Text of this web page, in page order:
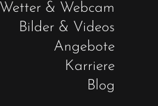
Wetter & Webcam
Bilder & Videos
Angebote
Karriere
Blog